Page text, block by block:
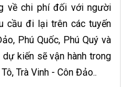
về chi phí đối với người
cầu đi lại trên các tuyến
Phú Quốc, Phú Quý và
kiến sẽ vận hành trong
Trà Vinh - Côn Đảo..